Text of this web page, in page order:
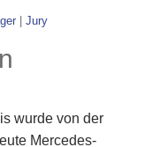
| Jury
wurde von der
Mercedes-